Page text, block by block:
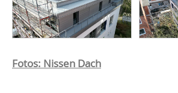
Fotos: Nissen Dach